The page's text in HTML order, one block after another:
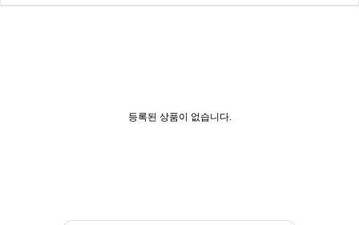
등록된 상품이 없습니다.